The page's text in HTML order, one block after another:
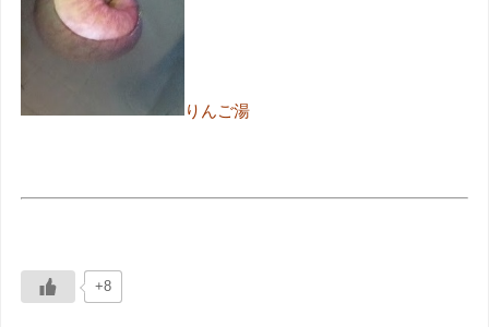
りんご湯
+8